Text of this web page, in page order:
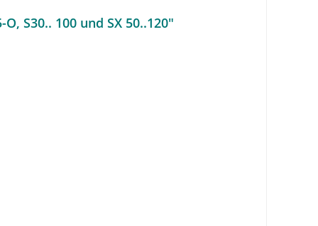
S30.. 100 und SX 50..120"